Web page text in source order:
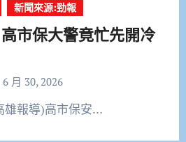
新聞來源:勁報
市保大警竟忙先開冷
6 月 30, 2026
雄報導)高市保安…